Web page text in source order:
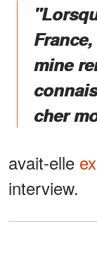
mine
cher
avait-elle
interview.